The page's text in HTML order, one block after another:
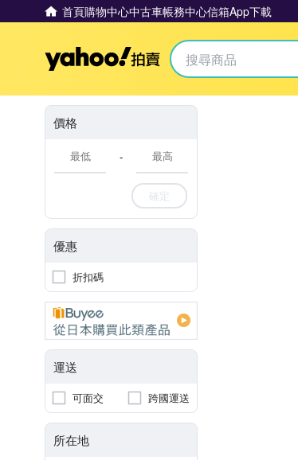
首頁購物中心中古車帳務中心信箱App下載
Yahoo拍賣
價格
-
確定
優惠
折扣碼
運送
可面交 跨國運送
所在地